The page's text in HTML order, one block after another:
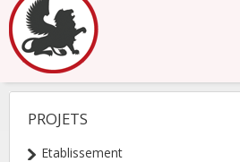
NAVIGATION
PROJETS
Etablissement